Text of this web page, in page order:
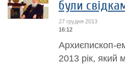
були
27 грудня 2013
16:12
Архиєпископ-
2013 рік, який